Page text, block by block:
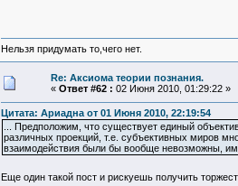
Нельзя придумать то,чего нет.
Re: Аксиома теории познания.
« Ответ #62 : 02 Июня 2010, 01:29:22 »
Цитата: Ариадна от 01 Июня 2010, 22:19:54
... Предположим, что существует единый
различных проекций, т.е. субъективных миров
взаимодействия были бы вообще невозможны,
Еще один такой пост и рискуешь получить